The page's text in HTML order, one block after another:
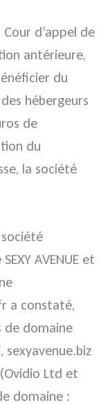
d’appel de
antérieure,
du
hébergeurs
de
du
la société
AVENUE et
a constaté,
de domaine
sexyavenue.biz
Ltd et
domaine :